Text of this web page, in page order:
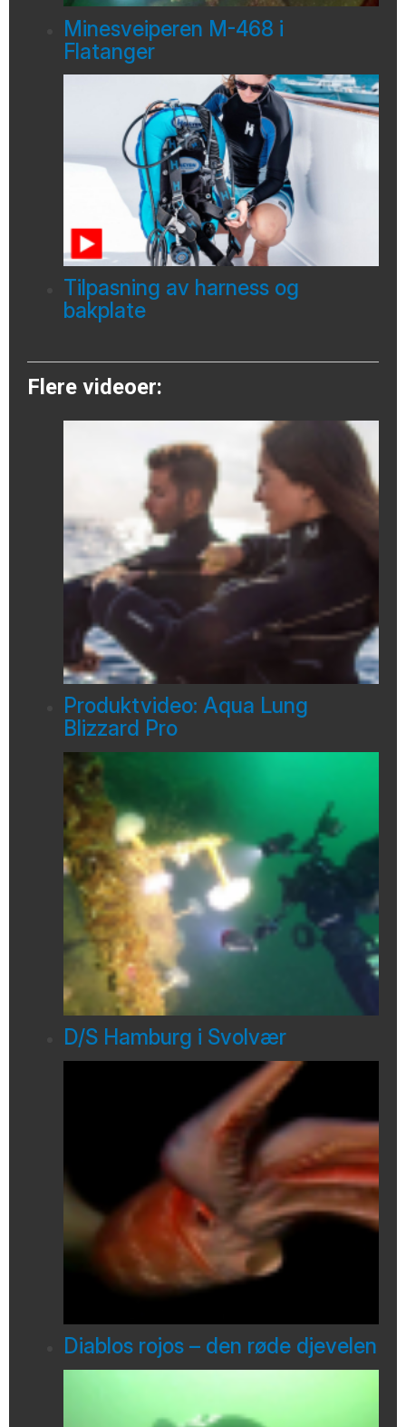
Minesveiperen M-468 i
Flatanger
Tilpasning av harness og
bakplate
Flere videoer:
Produktvideo: Aqua Lung
Blizzard Pro
D/S Hamburg i Svolvær
Diablos rojos – den røde djevelen